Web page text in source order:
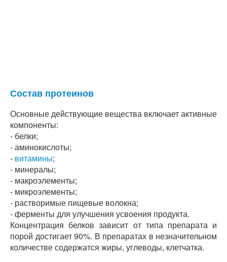
Состав протеинов
Основные действующие вещества включает активные
компоненты:
- белки;
- аминокислоты;
- витамины;
- минералы;
- макроэлементы;
- микроэлементы;
- растворимые пищевые волокна;
- ферменты для улучшения усвоения продукта.
Концентрация белков зависит от типа препарата и
порой достигает 90%. В препаратах в незначительном
количестве содержатся жиры, углеводы, клетчатка.